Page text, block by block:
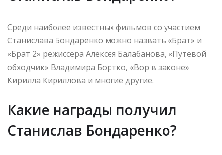
Среди наиболее известных фильмов со участием
Станислава Бондаренко можно назвать «Брат» и
«Брат 2» режиссера Алексея Балабанова, «Путевой
обходчик» Владимира Бортко, «Вор в законе»
Кирилла Кириллова и многие другие.
Какие награды получил
Станислав Бондаренко?